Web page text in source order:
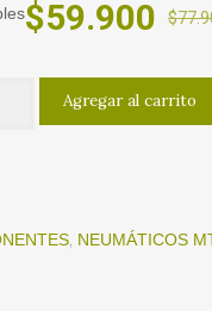
$
El
original
era:
$59.900 El
es:
Agregar al carrito
, NEUMÁTICOS